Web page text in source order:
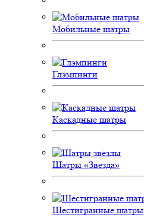
Мобильные шатры
Глэмпинги
Каскадные шатры
Шатры «Звезда»
Шестигранные шатры